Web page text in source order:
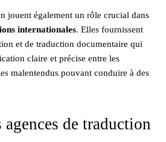
jouent également un rôle crucial dans
internationales. Elles fournissent
et de traduction documentaire qui
claire et précise entre les
malentendus pouvant conduire à des
de traduction